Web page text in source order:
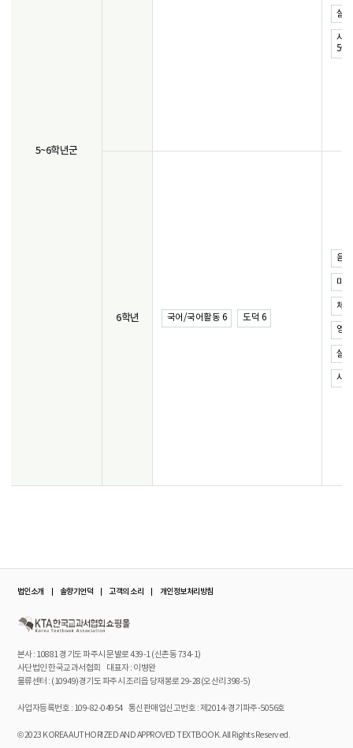
5~6학년군
실
사
6학년 국어/국어활동 6 도덕 6
음
미
체
영
실
사
법인소개 솔향기언덕 고객의 소리 개인정보처리방침
본사 : 10881 경기도 파주시 문발로 439-1 (신촌동 734-1)
사단법인 한국교과서협회 대표자 : 이병완
물류센터 : (10949)경기도 파주시 조리읍 당재봉로 29-28(오산리 398-5)
사업자등록번호 : 109-82-04954 통신판매업신고번호 : 제2014-경기파주-5056호
© 2023 KOREA AUTHORIZED AND APPROVED TEXTBOOK. All Rights Reserved.